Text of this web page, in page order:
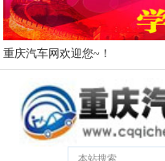
重庆汽车网欢迎您~！